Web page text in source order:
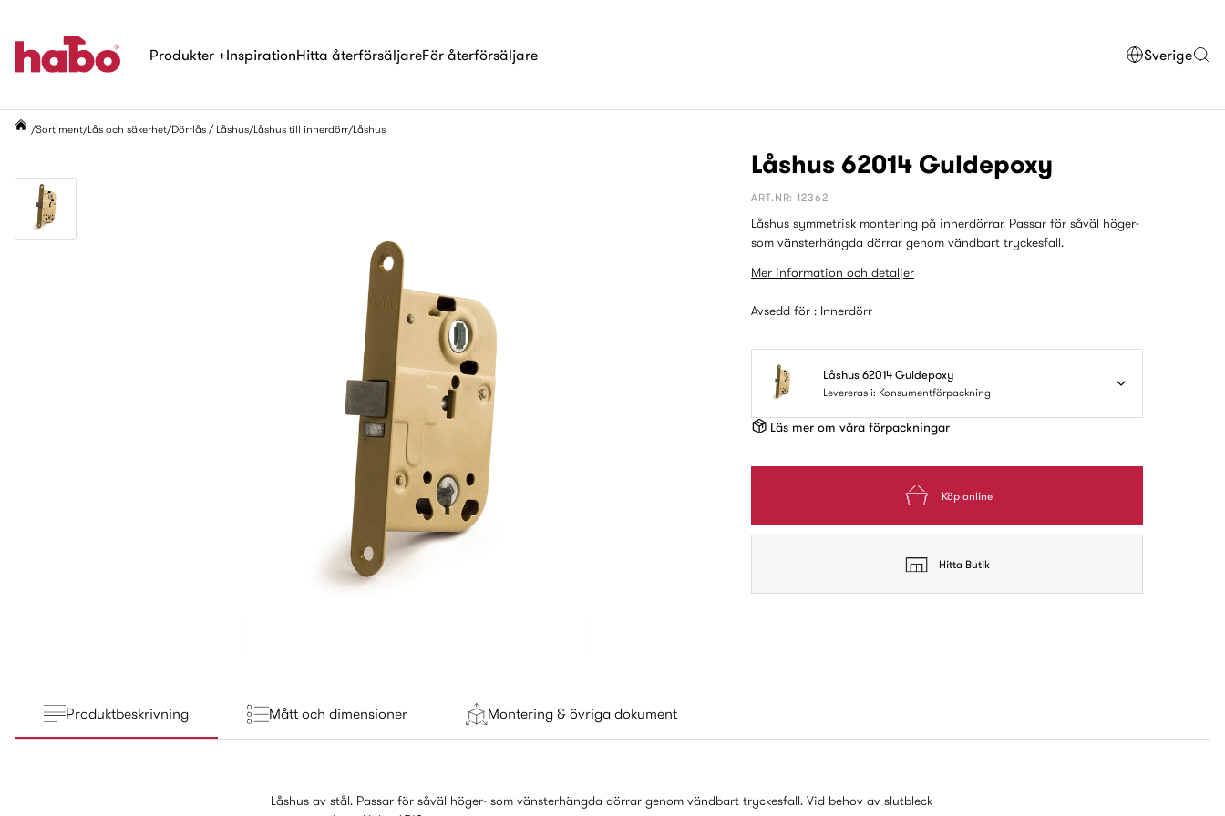
Produkter +InspirationHitta återförsäljareFör återförsäljare Sverige
Sortiment Lås och säkerhet Dörrlås / Låshus Låshus till innerdörr Låshus
Låshus 62014 Guldepoxy
ART.NR: 12362
Låshus symmetrisk montering på innerdörrar. Passar för såväl höger-
som vänsterhängda dörrar genom vändbart tryckesfall.
Mer information och detaljer
Avsedd för : Innerdörr
Låshus 62014 Guldepoxy
Levereras i: Konsumentförpackning
Läs mer om våra förpackningar
Köp online
Hitta Butik
Produktbeskrivning Mått och dimensioner Montering & övriga dokument
Låshus av stål. Passar för såväl höger- som vänsterhängda dörrar genom vändbart tryckesfall. Vid behov av slutbleck